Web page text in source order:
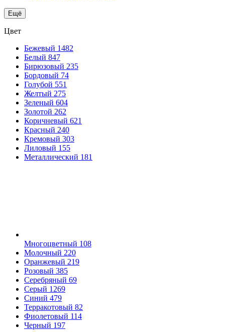
Ещё
Цвет
Бежевый 1482
Белый 847
Бирюзовый 235
Бордовый 74
Голубой 551
Желтый 275
Зеленый 604
Золотой 262
Коричневый 621
Красный 240
Кремовый 303
Лиловый 155
Металлический 181
Многоцветный 108
Молочный 220
Оранжевый 219
Розовый 385
Серебряный 69
Серый 1269
Синий 479
Терракотовый 82
Фиолетовый 114
Черный 197